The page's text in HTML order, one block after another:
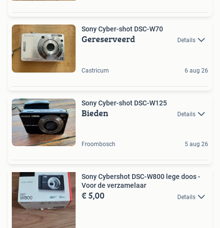
Sony Cyber-shot DSC-W70
Gereserveerd Details
Castricum 6 aug 26
Sony Cyber-shot DSC-W125
Bieden Details
Froombosch 5 aug 26
Sony Cybershot DSC-W800 lege doos -
Voor de verzamelaar
€ 5,00 Details